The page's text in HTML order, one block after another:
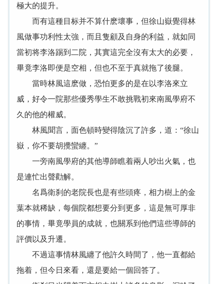
極大的提升。
而有這種目标并不算什麽壞事，但徐山嶽覺得林
風做事功利性太強，而且隻顧及自身的利益，就如同
當初将李洛踢到二院，其實這完全沒有太大的必要，
畢竟李洛即便是空相，但也不至于真就拖了後腿。
當時林風這麽做，恐怕更多的是在以李洛來立
威，好令一院那些優秀學生不敢挑戰初來南風學府不
久的他的權威。
林風聞言，面色頓時變得陰沉了許多，道：“徐山
嶽，你不要胡攪蠻纏。”
一旁南風學府的其他導師瞧着兩人吵出火氣，也
是連忙出聲勸解。
名爲衛刹的老院長也是有些頭疼，相力樹上的金
葉本就稀缺，每個院都想要分到更多，這是無可厚非
的事情，畢竟學員的成就，也關系到他們這些導師的
評價以及升遷。
不過這事情林風纏了他許久時間了，他一直都給
拖着，但今日來看，還是要給一個回答了。